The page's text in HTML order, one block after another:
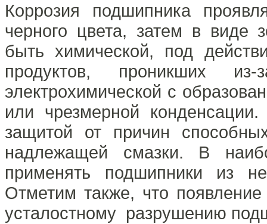
Коррозия подшипника
черного цвета, затем в виде
быть химической, под
продуктов, проникших
электрохимической с
или чрезмерной
защитой от причин
надлежащей смазки. В
применять подшипники из
Отметим также, что
усталостному разрушению